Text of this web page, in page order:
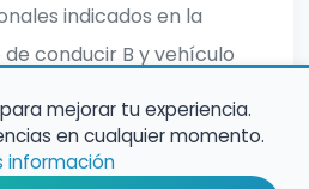
indicados en la
conducir B y vehículo
mejorar tu experiencia.
en cualquier momento.
información